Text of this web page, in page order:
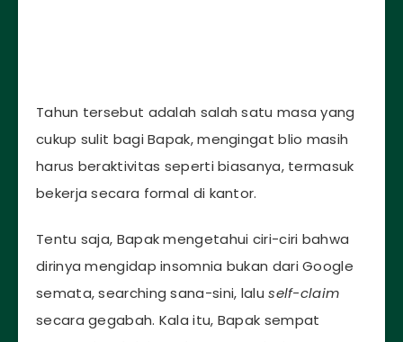
Tahun tersebut adalah salah satu masa yang
cukup sulit bagi Bapak, mengingat blio masih
harus beraktivitas seperti biasanya, termasuk
bekerja secara formal di kantor.
Tentu saja, Bapak mengetahui ciri-ciri bahwa
dirinya mengidap insomnia bukan dari Google
semata, searching sana-sini, laluself-claim
secara gegabah. Kala itu, Bapak sempat